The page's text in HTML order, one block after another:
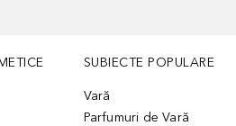
SUBIECTE POPULARE
Vară
Parfumuri de Vară